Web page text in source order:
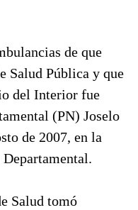
de que
Salud Pública y que
del Interior fue
(PN) Joselo
de 2007, en la
Salud tomó